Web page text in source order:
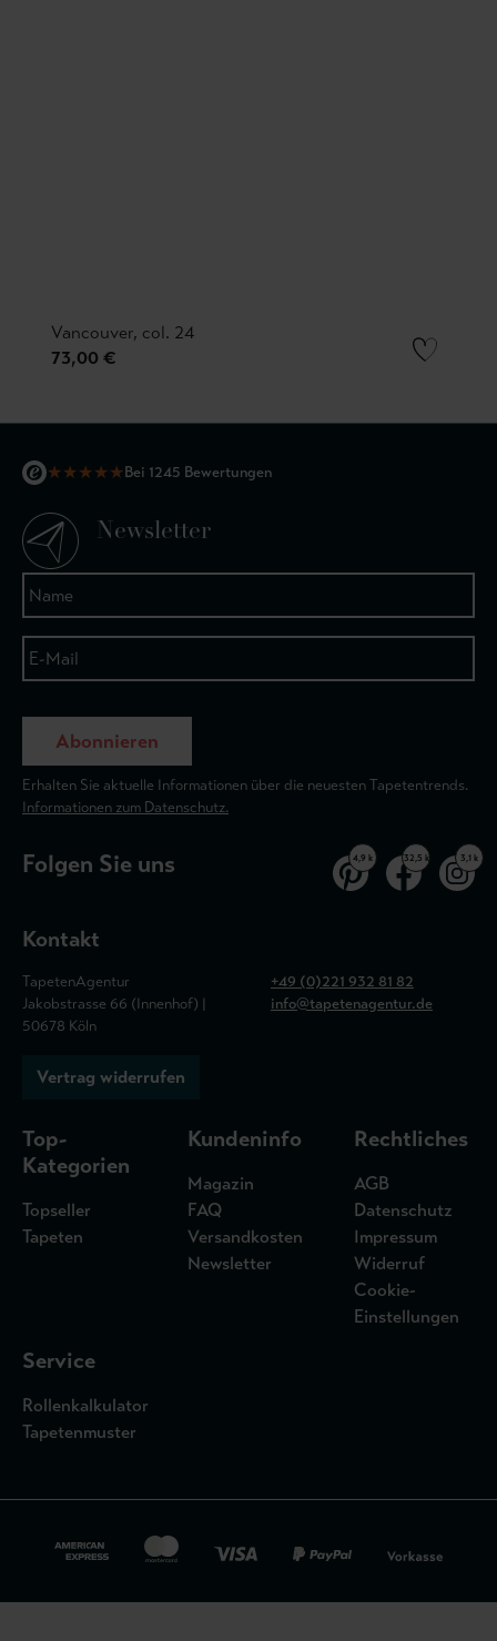
Vancouver, col. 24
73,00 €
★★★★★Bei 1245 Bewertungen
Newsletter
Abonnieren
Erhalten Sie aktuelle Informationen über die neuesten Tapetentrends.
Informationen zum Datenschutz.
Folgen Sie uns 4,9 k 32,5 k 3,1 k
Kontakt
TapetenAgentur
Jakobstrasse 66 (Innenhof) |
50678 Köln
+49 (0)221 932 81 82
info@tapetenagentur.de
Vertrag widerrufen
Top-
Kategorien
Topseller
Tapeten
Kundeninfo
Magazin
FAQ
Versandkosten
Newsletter
Rechtliches
AGB
Datenschutz
Impressum
Widerruf
Cookie-
Einstellungen
Service
Rollenkalkulator
Tapetenmuster